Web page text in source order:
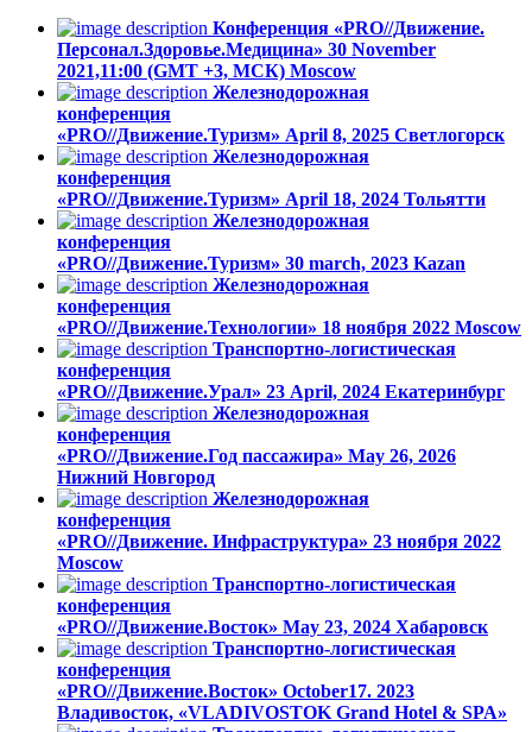
Конференция «PRO//Движение.
Персонал.Здоровье.Медицина» 30 November
2021,11:00 (GMT +3, МСК) Moscow
Железнодорожная
конференция
«PRO//Движение.Туризм» April 8, 2025 Светлогорск
Железнодорожная
конференция
«PRO//Движение.Туризм» April 18, 2024 Тольятти
Железнодорожная
конференция
«PRO//Движение.Туризм» 30 march, 2023 Kazan
Железнодорожная
конференция
«PRO//Движение.Технологии» 18 ноября 2022 Moscow
Транспортно-логистическая
конференция
«PRO//Движение.Урал» 23 April, 2024 Екатеринбург
Железнодорожная
конференция
«PRO//Движение.Год пассажира» May 26, 2026
Нижний Новгород
Железнодорожная
конференция
«PRO//Движение. Инфраструктура» 23 ноября 2022
Moscow
Транспортно-логистическая
конференция
«PRO//Движение.Восток» May 23, 2024 Хабаровск
Транспортно-логистическая
конференция
«PRO//Движение.Восток» October17. 2023
Владивосток, «VLADIVOSTOK Grand Hotel & SPA»